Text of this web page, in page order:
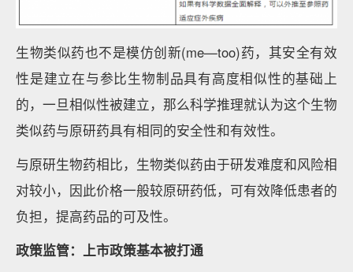
生物类似药也不是模仿创新(me—too)药，其安全有效
性是建立在与参比生物制品具有高度相似性的基础上
的，一旦相似性被建立，那么科学推理就认为这个生物
类似药与原研药具有相同的安全性和有效性。
与原研生物药相比，生物类似药由于研发难度和风险相
对较小，因此价格一般较原研药低，可有效降低患者的
负担，提高药品的可及性。
政策监管：上市政策基本被打通